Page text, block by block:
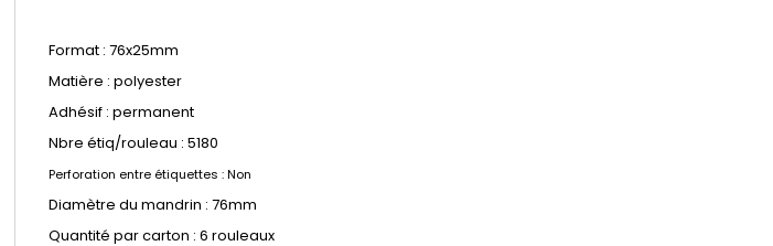
Format : 76x25mm
Matière : polyester
Adhésif : permanent
Nbre étiq/rouleau : 5180
Perforation entre étiquettes : Non
Diamètre du mandrin : 76mm
Quantité par carton : 6 rouleaux